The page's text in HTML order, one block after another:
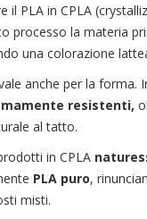
il PLA in CPLA
processo la materia
una colorazione
anche per la forma.
resistenti,
al tatto.
in CPLA
PLA puro,
misti.